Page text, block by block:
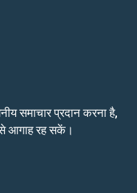
समाचार प्रदान करना है,
आगाह रह सकें।